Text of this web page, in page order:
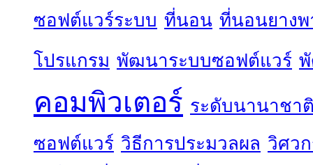
ซอฟต์แวร์ระบบ ที่นอน ที่นอนยางพ
โปรแกรม พัฒนาระบบซอฟต์แวร์
คอมพิวเตอร์ ระดับนานาชา
ซอฟต์แวร์ วิธีการประมวลผล วิศว